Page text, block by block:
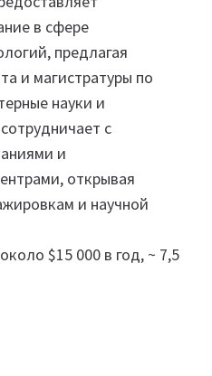
в сфере
предлагая
и магистратуры по
науки и
с
и
открывая
и научной
$15 000 в год, ~ 7,5